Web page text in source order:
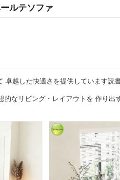
ルテソファ
越した快適さを提供しています読
的なリビング・レイアウトを 作り出